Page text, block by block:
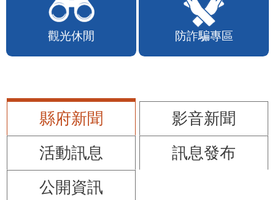
觀光休閒 防詐騙專區
縣府新聞
影音新聞
活動訊息
訊息發布
公開資訊